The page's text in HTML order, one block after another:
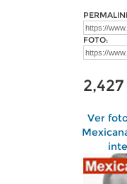
FOTO:
2,427
Ver